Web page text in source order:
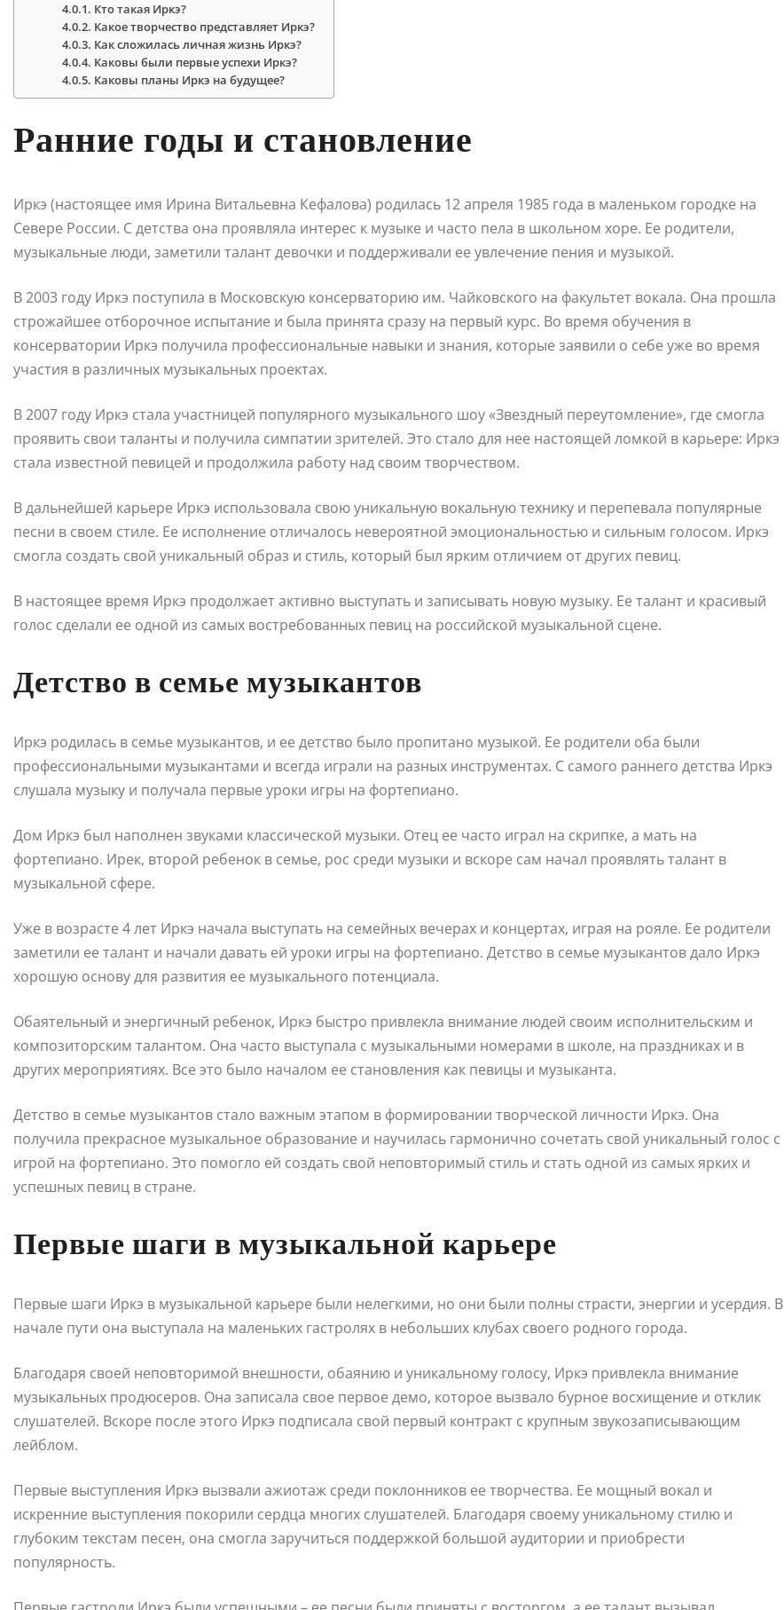
Кто такая Иркэ?
Какое творчество представляет Иркэ?
Как сложилась личная жизнь Иркэ?
Каковы были первые успехи Иркэ?
Каковы планы Иркэ на будущее?
Ранние годы и становление
Иркэ (настоящее имя Ирина Витальевна Кефалова) родилась 12 апреля 1985 года в маленьком городке на
Севере России. С детства она проявляла интерес к музыке и часто пела в школьном хоре. Ее родители,
музыкальные люди, заметили талант девочки и поддерживали ее увлечение пения и музыкой.
В 2003 году Иркэ поступила в Московскую консерваторию им. Чайковского на факультет вокала. Она прошла
строжайшее отборочное испытание и была принята сразу на первый курс. Во время обучения в
консерватории Иркэ получила профессиональные навыки и знания, которые заявили о себе уже во время
участия в различных музыкальных проектах.
В 2007 году Иркэ стала участницей популярного музыкального шоу «Звездный переутомление», где смогла
проявить свои таланты и получила симпатии зрителей. Это стало для нее настоящей ломкой в карьере: Иркэ
стала известной певицей и продолжила работу над своим творчеством.
В дальнейшей карьере Иркэ использовала свою уникальную вокальную технику и перепевала популярные
песни в своем стиле. Ее исполнение отличалось невероятной эмоциональностью и сильным голосом. Иркэ
смогла создать свой уникальный образ и стиль, который был ярким отличием от других певиц.
В настоящее время Иркэ продолжает активно выступать и записывать новую музыку. Ее талант и красивый
голос сделали ее одной из самых востребованных певиц на российской музыкальной сцене.
Детство в семье музыкантов
Иркэ родилась в семье музыкантов, и ее детство было пропитано музыкой. Ее родители оба были
профессиональными музыкантами и всегда играли на разных инструментах. С самого раннего детства Иркэ
слушала музыку и получала первые уроки игры на фортепиано.
Дом Иркэ был наполнен звуками классической музыки. Отец ее часто играл на скрипке, а мать на
фортепиано. Ирек, второй ребенок в семье, рос среди музыки и вскоре сам начал проявлять талант в
музыкальной сфере.
Уже в возрасте 4 лет Иркэ начала выступать на семейных вечерах и концертах, играя на рояле. Ее родители
заметили ее талант и начали давать ей уроки игры на фортепиано. Детство в семье музыкантов дало Иркэ
хорошую основу для развития ее музыкального потенциала.
Обаятельный и энергичный ребенок, Иркэ быстро привлекла внимание людей своим исполнительским и
композиторским талантом. Она часто выступала с музыкальными номерами в школе, на праздниках и в
других мероприятиях. Все это было началом ее становления как певицы и музыканта.
Детство в семье музыкантов стало важным этапом в формировании творческой личности Иркэ. Она
получила прекрасное музыкальное образование и научилась гармонично сочетать свой уникальный голос с
игрой на фортепиано. Это помогло ей создать свой неповторимый стиль и стать одной из самых ярких и
успешных певиц в стране.
Первые шаги в музыкальной карьере
Первые шаги Иркэ в музыкальной карьере были нелегкими, но они были полны страсти, энергии и усердия. В
начале пути она выступала на маленьких гастролях в небольших клубах своего родного города.
Благодаря своей неповторимой внешности, обаянию и уникальному голосу, Иркэ привлекла внимание
музыкальных продюсеров. Она записала свое первое демо, которое вызвало бурное восхищение и отклик
слушателей. Вскоре после этого Иркэ подписала свой первый контракт с крупным звукозаписывающим
лейблом.
Первые выступления Иркэ вызвали ажиотаж среди поклонников ее творчества. Ее мощный вокал и
искренние выступления покорили сердца многих слушателей. Благодаря своему уникальному стилю и
глубоким текстам песен, она смогла заручиться поддержкой большой аудитории и приобрести
популярность.